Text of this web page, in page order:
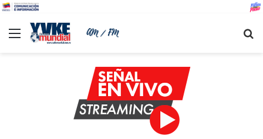
Menu